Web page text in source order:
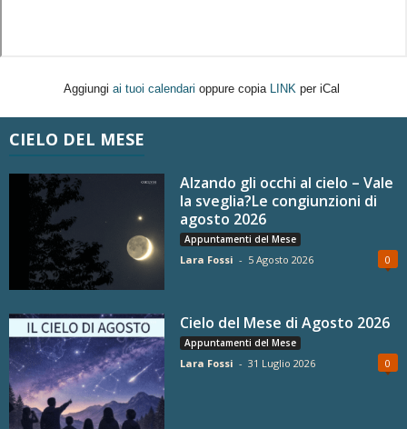
Aggiungi ai tuoi calendari oppure copia LINK per iCal
CIELO DEL MESE
Alzando gli occhi al cielo – Vale
la sveglia?Le congiunzioni di
agosto 2026
Appuntamenti del Mese
Lara Fossi - 5 Agosto 2026 0
Cielo del Mese di Agosto 2026
Appuntamenti del Mese
Lara Fossi - 31 Luglio 2026 0